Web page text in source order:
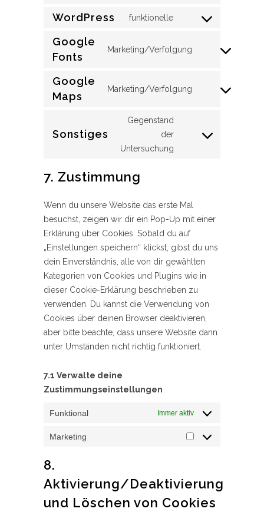
WordPress funktionelle
Consent
wordpress
Google
Fonts
Marketing/Verfolgung
Consent
Google
Maps
Marketing/Verfolgung
Consent
Sonstiges
Gegenstand
der
Untersuchung
Consent
7. Zustimmung
Wenn du unsere Website das erste Mal
besuchst, zeigen wir dir ein Pop-Up mit einer
Erklärung über Cookies. Sobald du auf
„Einstellungen speichern“ klickst, gibst du uns
dein Einverständnis, alle von dir gewählten
Kategorien von Cookies und Plugins wie in
dieser Cookie-Erklärung beschrieben zu
verwenden. Du kannst die Verwendung von
Cookies über deinen Browser deaktivieren,
aber bitte beachte, dass unsere Website dann
unter Umständen nicht richtig funktioniert.
7.1 Verwalte deine
Zustimmungseinstellungen
Funktional Immer aktiv
Marketing Marketing
8.
Aktivierung/Deaktivierung
und Löschen von Cookies